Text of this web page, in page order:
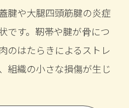
腱や大腿四頭筋腱の炎症
です。靭帯や腱が骨につ
のはたらきによるストレ
組織の小さな損傷が生じ